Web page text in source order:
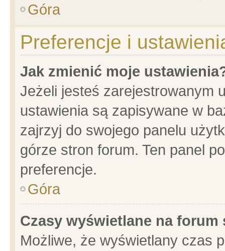
Góra
Preferencje i
Jak zmienić moje
Jeżeli jesteś zarejestrowanym
ustawienia są zapisywane w
zajrzyj do swojego panelu
górze stron forum. Ten panel
preferencje.
Góra
Czasy wyświetlane na forum
Możliwe, że wyświetlany czas